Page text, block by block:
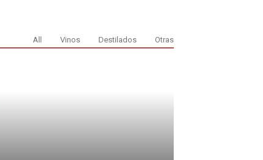
All Vinos Destilados Otras